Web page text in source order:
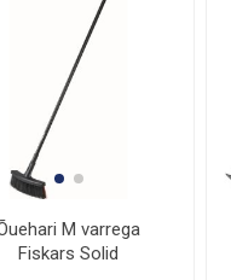
M varrega
Fiskars Solid